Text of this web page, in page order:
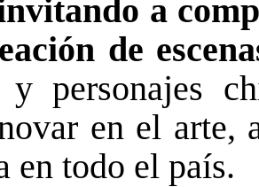
a
de
y personajes
en el arte,
en todo el país.